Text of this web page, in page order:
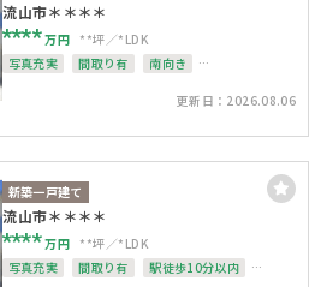
流山市＊＊＊＊
****万円 **坪
*LDK
写真充実
間取り有
南向き
整形地
更新日：2026.08.06
新築一戸建て
流山市＊＊＊＊
****万円 **坪
*LDK
写真充実
間取り有
駅徒歩10分以内